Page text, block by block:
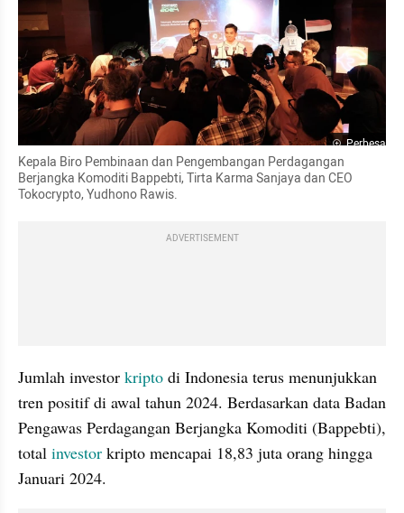
Perbesar
Kepala Biro Pembinaan dan Pengembangan Perdagangan
Berjangka Komoditi Bappebti, Tirta Karma Sanjaya dan CEO
Tokocrypto, Yudhono Rawis.
ADVERTISEMENT
Jumlah investor kripto di Indonesia terus menunjukkan
tren positif di awal tahun 2024. Berdasarkan data Badan
Pengawas Perdagangan Berjangka Komoditi (Bappebti),
total investor kripto mencapai 18,83 juta orang hingga
Januari 2024.